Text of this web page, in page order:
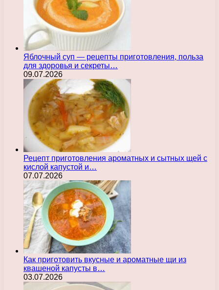
Яблочный суп — рецепты приготовления, польза
для здоровья и секреты…
09.07.2026
Рецепт приготовления ароматных и сытных щей с
кислой капустой и…
07.07.2026
Как приготовить вкусные и ароматные щи из
квашеной капусты в…
03.07.2026